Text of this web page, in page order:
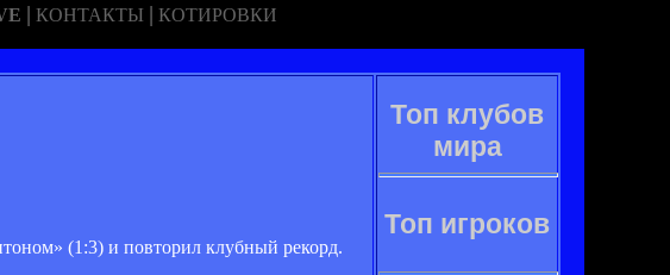
| КОНТАКТЫ | КОТИРОВКИ
(1:3) и повторил клубный рекорд.
Топ клубов
мира
Топ игроков